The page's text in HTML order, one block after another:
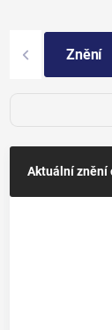
Znění
Aktuální znění